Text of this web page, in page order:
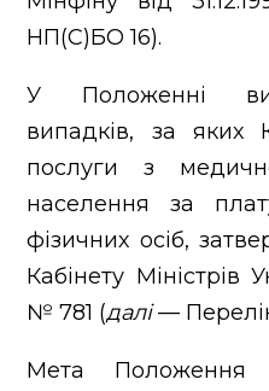
НП(С)БО 16).
У Положенні
випадків, за
послуги з
населення за
фізичних осіб,
Кабінету Міністрів
№ 781 (далі—
Мета Положення